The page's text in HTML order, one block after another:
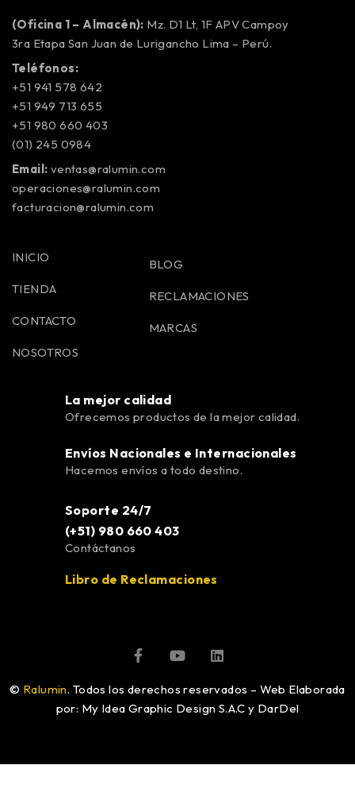
(Oficina 1 – Almacén): Mz. D1 Lt, 1F APV Campoy
3ra Etapa San Juan de Lurigancho Lima – Perú.
Teléfonos:
+51 941 578 642
+51 949 713 655
+51 980 660 403
(01) 245 0984
Email: ventas@ralumin.com
operaciones@ralumin.com
facturacion@ralumin.com
INICIO
TIENDA
CONTACTO
NOSOTROS
BLOG
RECLAMACIONES
MARCAS
La mejor calidad
Ofrecemos productos de la mejor calidad.
Envíos Nacionales e Internacionales
Hacemos envíos a todo destino.
Soporte 24/7
(+51) 980 660 403
Contáctanos
Libro de Reclamaciones
© Ralumin. Todos los derechos reservados – Web Elaborada
por: My Idea Graphic Design S.A.C y DarDel